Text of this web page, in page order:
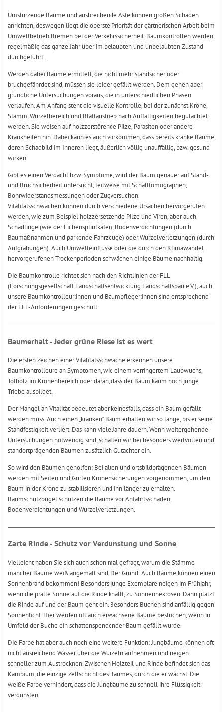
Umstürzende Bäume und ausbrechende Äste können großen Schaden
anrichten, deswegen liegt die oberste Priorität der gärtnerischen Arbeit beim
Umweltbetrieb Bremen bei der Verkehrssicherheit. Baumkontrollen werden
regelmäßig das ganze Jahr über im belaubten und unbelaubten Zustand
durchgeführt.
Werden dabei Bäume ermittelt, die nicht mehr standsicher oder
bruchgefährdet sind, müssen sie leider gefällt werden. Dem gehen aber
gründliche Untersuchungen voraus, die in unterschiedlichen Phasen
verlaufen. Am Anfang steht die visuelle Kontrolle, bei der zunächst Krone,
Stamm, Wurzelbereich und Blattaustrieb nach Auffälligkeiten begutachtet
werden. Sie weisen auf holzzerstörende Pilze, Parasiten oder andere
Krankheiten hin. Dabei kann es auch vorkommen, dass bereits kranke Bäume,
deren Schadbild im Inneren liegt, äußerlich völlig unauffällig, bzw. gesund
wirken.
Gibt es einen Verdacht bzw. Symptome, wird der Baum genauer auf Stand-
und Bruchsicherheit untersucht, teilweise mit Schalltomographen,
Bohrwiderstandsmessungen oder Zugversuchen.
Vitalitätsschwächen können durch verschiedene Ursachen hervorgerufen
werden, wie zum Beispiel holzzersetzende Pilze und Viren, aber auch
Schädlinge (wie der Eichensplintkäfer), Bodenverdichtungen (durch
Baumaßnahmen und parkende Fahrzeuge) oder Wurzelverletzungen (durch
Aufgrabungen). Auch Umwelteinflüsse oder die durch den Klimawandel
hervorgerufenen Trockenperioden schwächen einige Bäume nachhaltig.
Die Baumkontrolle richtet sich nach den Richtlinien der FLL
(Forschungsgesellschaft Landschaftsentwicklung Landschaftsbau e.V.), auch
unsere Baumkontrolleur:innen und Baumpfleger:innen sind entsprechend
der FLL-Anforderungen geschult.
Baumerhalt - Jeder grüne Riese ist es wert
Die ersten Zeichen einer Vitalitätsschwäche erkennen unsere
Baumkontrolleure an Symptomen, wie einem verringertem Laubwuchs,
Totholz im Kronenbereich oder daran, dass der Baum kaum noch junge
Triebe ausbildet.
Der Mangel an Vitalität bedeutet aber keinesfalls, dass ein Baum gefällt
werden muss. Auch einen „kranken“ Baum erhalten wir so lange, bis er seine
Standfestigkeit verliert. Das kann viele Jahre dauern. Wenn weitergehende
Untersuchungen notwendig sind, schalten wir bei besonders wertvollen und
standortprägenden Bäumen zusätzlich Gutachter ein.
So wird den Bäumen geholfen: Bei alten und ortsbildprägenden Bäumen
werden mit Seilen und Gurten Kronensicherungen vorgenommen, um den
Baum in der Krone zu stabilisieren und ihn länger zu erhalten.
Baumschutzbügel schützen die Bäume vor Anfahrtsschäden,
Bodenverdichtungen und Wurzelverletzungen.
Zarte Rinde - Schutz vor Verdunstung und Sonne
Vielleicht haben Sie sich auch schon mal gefragt, warum die Stämme
mancher Bäume weiß angemalt sind. Der Grund: Auch Bäume können einen
Sonnenbrand bekommen! Besonders junge Exemplare neigen im Frühjahr,
wenn die pralle Sonne auf die Rinde knallt, zu Sonnennekrosen. Dann platzt
die Rinde auf und der Baum geht ein. Besonders Buchen sind anfällig gegen
Sonnenlicht. Hier werden oft auch erwachsene Bäume bestrichen, wenn in
Umfeld der Buche ein schattenspendender Baum gefällt wurde.
Die Farbe hat aber auch noch eine weitere Funktion: Jungbäume können oft
nicht ausreichend Wasser über die Wurzeln aufnehmen und neigen
schneller zum Austrocknen. Zwischen Holzteil und Rinde befindet sich das
Kambium, die einzige Zellschicht des Baumes, durch die er wächst. Die
weiße Farbe verhindert, dass die Jungbäume zu schnell ihre Flüssigkeit
verdunsten.